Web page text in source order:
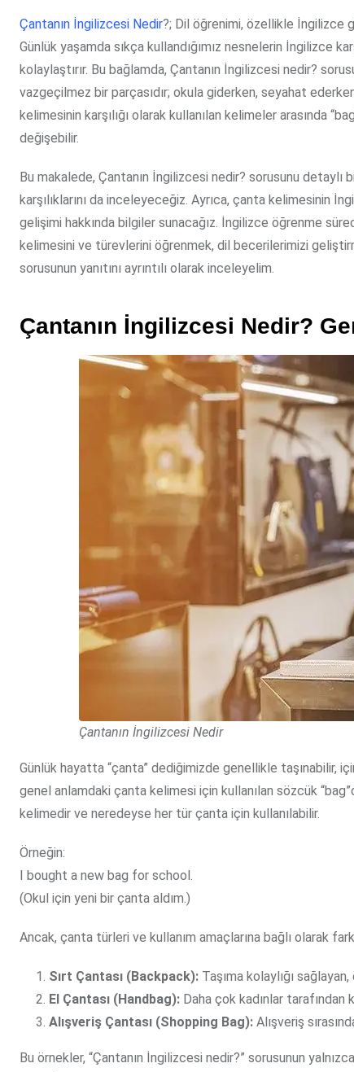
Çantanın İngilizcesi Nedir?; Dil öğrenimi, özellikle İngilizce
Günlük yaşamda sıkça kullandığımız nesnelerin İngilizce
kolaylaştırır. Bu bağlamda, Çantanın İngilizcesi nedir?
vazgeçilmez bir parçasıdır; okula giderken, seyahat
kelimesinin karşılığı olarak kullanılan kelimeler arasında
değişebilir.
Bu makalede, Çantanın İngilizcesi nedir? sorusunu
karşılıklarını da inceleyeceğiz. Ayrıca, çanta kelimesinin
gelişimi hakkında bilgiler sunacağız. İngilizce öğrenme
kelimesini ve türevlerini öğrenmek, dil becerilerimizi
sorusunun yanıtını ayrıntılı olarak inceleyelim.
Çantanın İngilizcesi Nedir?
Çantanın İngilizcesi Nedir
Günlük hayatta “çanta” dediğimizde genellikle taşınabilir,
genel anlamdaki çanta kelimesi için kullanılan sözcük
kelimedir ve neredeyse her tür çanta için kullanılabilir.
Örneğin:
I bought a new bag for school.
(Okul için yeni bir çanta aldım.)
Ancak, çanta türleri ve kullanım amaçlarına bağlı olarak
Sırt Çantası (Backpack): Taşıma kolaylığı
El Çantası (Handbag): Daha çok kadınlar tarafından
Alışveriş Çantası (Shopping Bag): Alışveriş
Bu örnekler, “Çantanın İngilizcesi nedir?” sorusunun